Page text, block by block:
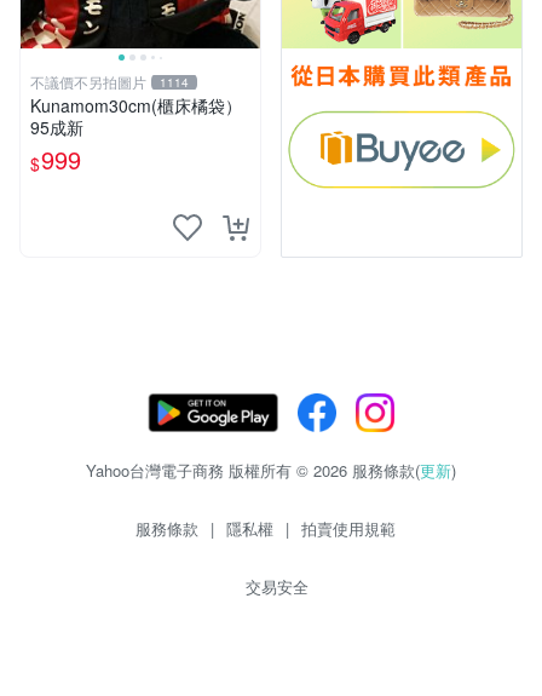
不議價不另拍圖片 1114
Kunamom30cm(櫃床橘袋）
95成新
$999
Yahoo台灣電子商務 版權所有 © 2026 服務條款(更新)
服務條款 | 隱私權 | 拍賣使用規範
交易安全